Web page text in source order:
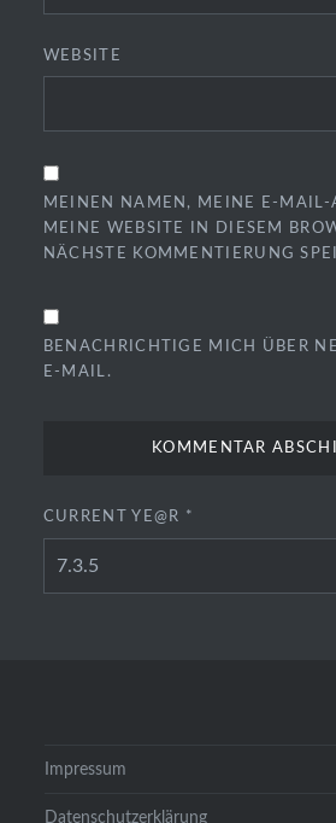
WEBSITE
MEINEN NAMEN, MEINE E-MAIL-
MEINE WEBSITE IN DIESEM
NÄCHSTE KOMMENTIERUNG
BENACHRICHTIGE MICH ÜBER
E-MAIL.
CURRENT YE@R *
Impressum
Datenschutzerklärung